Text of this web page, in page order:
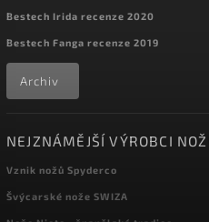
Bestech Irida recenze 2020
Bestech Fanga recenze 2019
Archiv
NEJZNÁMĚJŠÍ VÝROBCI
Vznik nožů Spyderco
Švýcarské nože SWIZA